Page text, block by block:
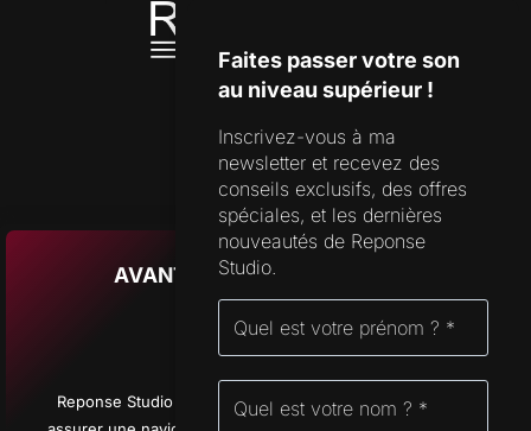
SUPPORT
FORMULAIRE DE CONTACT
FAQ
CHAMPS-MONTANTS 14A 2074 MARIN
SUISSE
AVANT D’APPUYER SUR PLAY
Reponse Studio utilise quelques cookies essentiels pour
Faites passer votre son
au niveau supérieur !
Inscrivez-vous à ma
newsletter et recevez des
conseils exclusifs, des offres
spéciales, et les dernières
nouveautés de Reponse
Studio.